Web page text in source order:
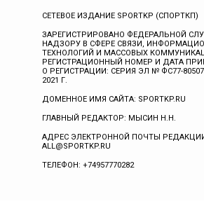
СЕТЕВОЕ ИЗДАНИЕ SPORTKP (СПОРТКП)
ЗАРЕГИСТРИРОВАНО ФЕДЕРАЛЬНОЙ
НАДЗОРУ В СФЕРЕ СВЯЗИ,
ТЕХНОЛОГИЙ И МАССОВЫХ
РЕГИСТРАЦИОННЫЙ НОМЕР И ДАТА
О РЕГИСТРАЦИИ: СЕРИЯ ЭЛ № ФС77-
2021 Г.
ДОМЕННОЕ ИМЯ САЙТА: SPORTKP.RU
ГЛАВНЫЙ РЕДАКТОР: МЫСИН Н.Н.
АДРЕС ЭЛЕКТРОННОЙ ПОЧТЫ
ALL@SPORTKP.RU
ТЕЛЕФОН: +74957770282